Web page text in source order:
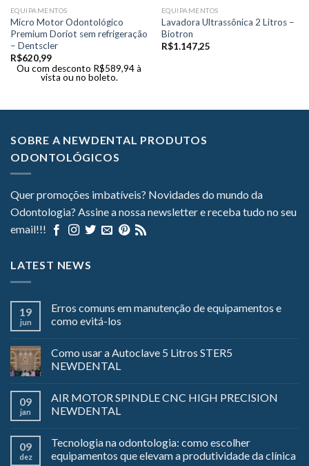
EQUIPAMENTOS
Micro Motor Odontológico
Premium Doriot sem refrigeração
– Dentscler
R$620,99
Ou com desconto R$589,94à
vista ou no boleto.
EQUIPAMENTOS
Lavadora Ultrassônica 2 Litros –
Biotron
R$1.147,25
SOBRE A NEWDENTAL PRODUTOS
ODONTOLÓGICOS
Quer promoções imbatíveis? Novidades do mundo da
Odontologia? Assine a nossa newsletter e receba tudo no seu
email!!!
LATEST NEWS
19
jun
Erros comuns em manutenção de equipamentos e
como evitá-los
Como usar a Autoclave 5 Litros STER5
NEWDENTAL
09
jan
AIR MOTOR SPINDLE CNC HIGH PRECISION
NEWDENTAL
09
dez
Tecnologia na odontologia: como escolher
equipamentos que elevam a produtividade da clínica